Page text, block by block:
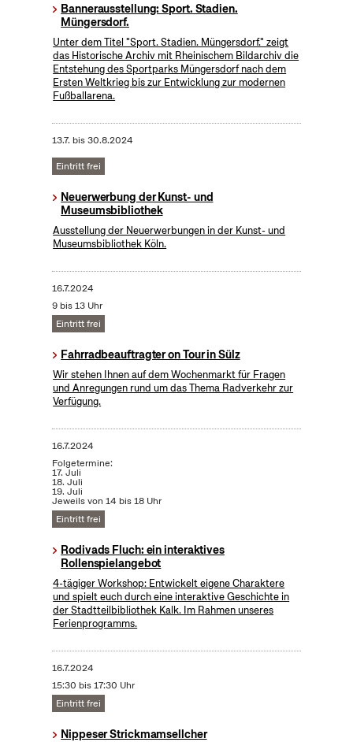
Bannerausstellung: Sport. Stadien.
Müngersdorf.
Unter dem Titel "Sport. Stadien. Müngersdorf." zeigt
das Historische Archiv mit Rheinischem Bildarchiv die
Entstehung des Sportparks Müngersdorf nach dem
Ersten Weltkrieg bis zur Entwicklung zur modernen
Fußballarena.
13.7. bis30.8.2024
Eintritt frei
Neuerwerbung der Kunst- und
Museumsbibliothek
Ausstellung der Neuerwerbungen in der Kunst- und
Museumsbibliothek Köln.
16.7.2024
9 bis 13 Uhr
Eintritt frei
Fahrradbeauftragter on Tour in Sülz
Wir stehen Ihnen auf dem Wochenmarkt für Fragen
und Anregungen rund um das Thema Radverkehr zur
Verfügung.
16.7.2024
Folgetermine:
17. Juli
18. Juli
19. Juli
Jeweils von 14 bis 18 Uhr
Eintritt frei
Rodivads Fluch: ein interaktives
Rollenspielangebot
4-tägiger Workshop: Entwickelt eigene Charaktere
und spielt euch durch eine interaktive Geschichte in
der Stadtteilbibliothek Kalk. Im Rahmen unseres
Ferienprogramms.
16.7.2024
15:30 bis 17:30 Uhr
Eintritt frei
Nippeser Strickmamsellcher